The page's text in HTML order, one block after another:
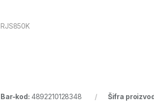
RJS850K
Bar-kod: 4892210128348 Šifra